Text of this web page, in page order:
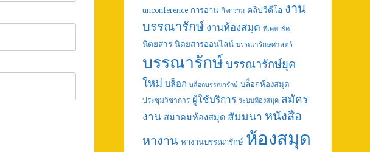
unconference การอ่าน กิจกรรม คลิปวีดีโอ งาน
บรรณารักษ์ งานห้องสมุด ทีเคพาร์ค
นิตยสาร นิตยสารออนไลน์ บรรณารักษศาสตร์
บรรณารักษ์ บรรณารักษ์ยุค
ใหม่ บล็อก บล็อกบรรณารักษ์ บล็อกห้องสมุด
ประชุมวิชาการ ผู้ใช้บริการ ระบบห้องสมุด สมัคร
งาน สมาคมห้องสมุด สัมมนา หนังสือ
หางาน หางานบรรณารักษ์ ห้องสมุด